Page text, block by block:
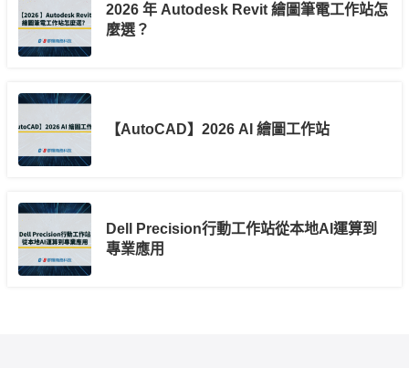
2026 年 Autodesk Revit 繪圖筆電工作站怎
麼選？
【AutoCAD】2026 AI 繪圖工作站
Dell Precision行動工作站從本地AI運算到
專業應用